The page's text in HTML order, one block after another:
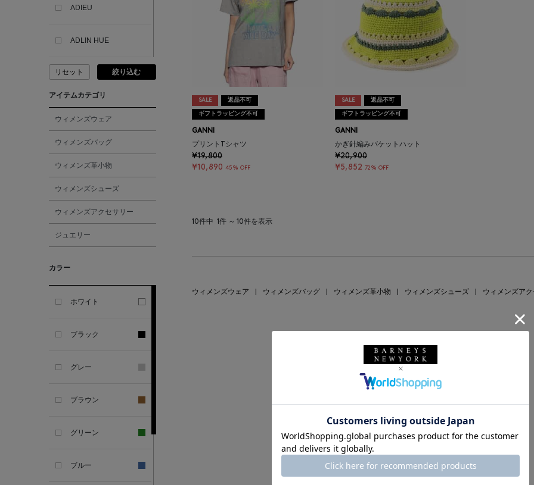
ADIEU
ADLIN HUE
ADVISORY BOARD
AESOP
ALBERT THURSTON
ALESSANDRO
リセット 絞り込む
アイテムカテゴリ
ウィメンズウェア
ウィメンズバッグ
ウィメンズ革小物
ウィメンズシューズ
ウィメンズアクセサリー
ジュエリー
カラー
ホワイト
ブラック
グレー
ブラウン
グリーン
ブルー
SALE 返品不可
ギフトラッピング不可
GANNI
プリントTシャツ
¥19,800
¥10,890 45% OFF
SALE 返品不可
ギフトラッピング不可
GANNI
かぎ針編みバケットハット
¥20,900
¥5,852 72% OFF
10件中 1件 ～ 10件を表示
ウィメンズウェア ウィメンズバッグ ウィメンズ革小物 ウィメンズシューズ ウィメンズア